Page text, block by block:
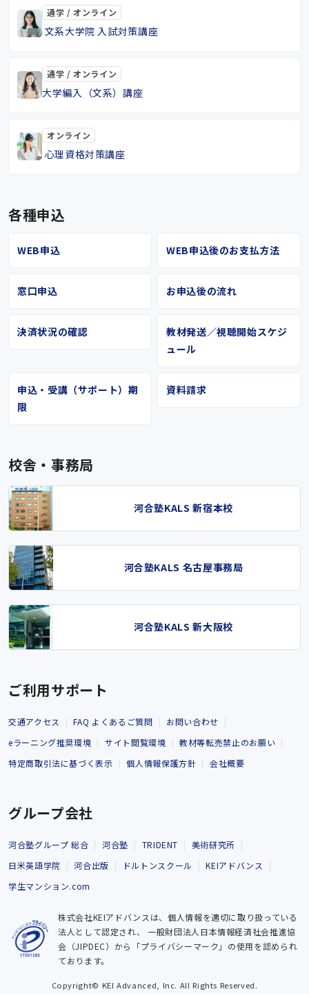
通学 / オンライン
文系大学院 入試対策講座
通学 / オンライン
大学編入（文系）講座
オンライン
心理資格対策講座
各種申込
WEB申込 WEB申込後のお支払方法
窓口申込 お申込後の流れ
決済状況の確認
教材発送／視聴開始スケジ
ュール
申込・受講（サポート）期
限
資料請求
校舎・事務局
河合塾KALS 新宿本校
河合塾KALS 名古屋事務局
河合塾KALS 新大阪校
ご利用サポート
交通アクセス FAQ よくあるご質問
お問い合わせ
eラーニング推奨環境
サイト閲覧環境
教材等転売禁止のお願い
特定商取引法に基づく表示
個人情報保護方針 会社概要
グループ会社
河合塾グループ 総合 河合塾 TRIDENT
美術研究所
日米英語学院
河合出版 ドルトンスクール
KEIアドバンス
学生マンション.com
株式会社KEIアドバンスは、個人情報を適切に取り扱っている
法人として認定され、 一般財団法人日本情報経済社会推進協
会（JIPDEC）から「プライバシーマーク」の使用を認められ
ております。
Copyright© KEI Advanced, Inc. All Rights Reserved.